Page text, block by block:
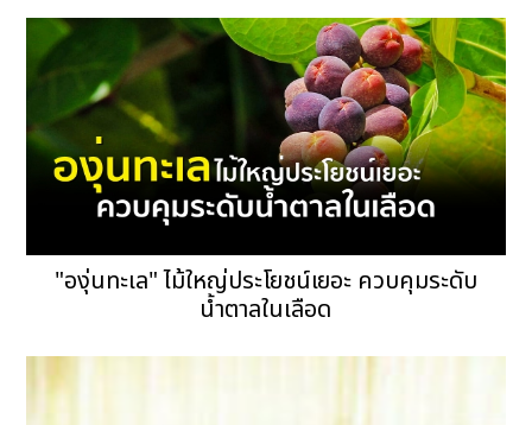
"องุ่นทะเล" ไม้ใหญ่ประโยชน์เยอะ ควบคุมระดับ
น้ำตาลในเลือด